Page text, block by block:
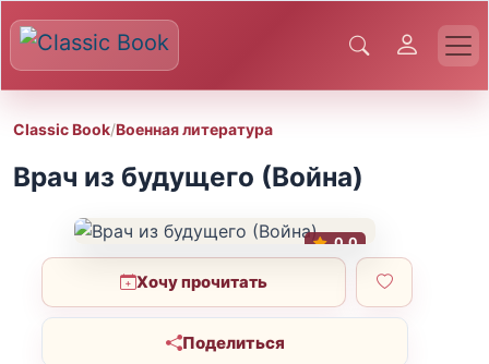
Classic Book/Военная литература
Врач из будущего (Война)
0.0
Хочу прочитать
Поделиться